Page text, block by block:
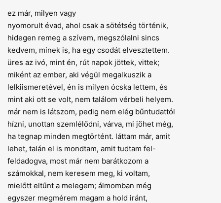
ez már, milyen vagy
nyomorult évad, ahol csak a sötétség történik,
hidegen remeg a szívem, megszólalni sincs
kedvem, minek is, ha egy csodát elvesztettem.
üres az ivó, mint én, rút napok jöttek, vittek;
miként az ember, aki végül megalkuszik a
lelkiismeretével, én is milyen ócska lettem, és
mint aki ott se volt, nem találom vérbeli helyem.
már nem is látszom, pedig nem elég bűntudattól
hízni, unottan szemlélődni, várva, mi jöhet még,
ha tegnap minden megtörtént. láttam már, amit
lehet, talán el is mondtam, amit tudtam fel-
feldadogva, most már nem barátkozom a
számokkal, nem keresem meg, ki voltam,
mielőtt eltűnt a melegem; álmomban még
egyszer megmérem magam a hold iránt,